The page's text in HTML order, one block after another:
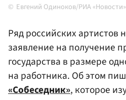
Евгений Одиноков/РИА «Новости»
Ряд российских артистов
заявление на получение
государства в размере
на работника. Об этом
«Собеседник», которое